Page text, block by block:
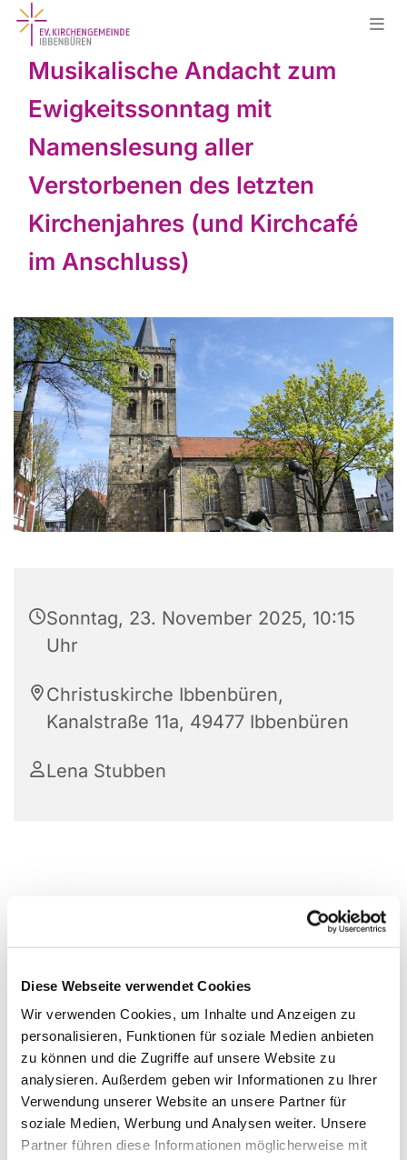
Diese Webseite verwendet Cookies
Wir verwenden Cookies, um Inhalte und Anzeigen zu
personalisieren, Funktionen für soziale Medien anbieten
zu können und die Zugriffe auf unsere Website zu
analysieren. Außerdem geben wir Informationen zu Ihrer
Verwendung unserer Website an unsere Partner für
soziale Medien, Werbung und Analysen weiter. Unsere
Partner führen diese Informationen möglicherweise mit
Musikalische Andacht zum
Ewigkeitssonntag mit
Namenslesung aller
Verstorbenen des letzten
Kirchenjahres (und Kirchcafé
im Anschluss)
Sonntag, 23. November 2025, 10:15
Uhr
Christuskirche Ibbenbüren,
Kanalstraße 11a, 49477 Ibbenbüren
Lena Stubben